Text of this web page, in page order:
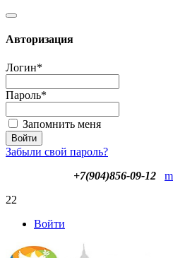
Авторизация
Логин*
Пароль*
Запомнить меня
Забыли свой пароль?
+7(904)856-09-12
22
Войти